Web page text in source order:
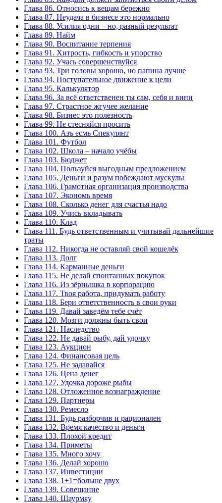
Глава 86. Относись к вещам бережно
Глава 87. Неудача в бизнесе это нормально
Глава 88. Усилия одни – но, разный результат
Глава 89. Найм
Глава 90. Воспитание терпения
Глава 91. Хитрость, гибкость и упорство
Глава 92. Учась совершенствуйся
Глава 93. Три головы хорошо, но папина лучше
Глава 94. Поступательное движение к цели
Глава 95. Калькулятор
Глава 96. За всё ответственен ты сам, себя и вини
Глава 97. Страстное жгучее желание
Глава 98. Бизнес это полезность
Глава 99. Не стесняйся просить
Глава 100. Азъ есмь Спекулянт
Глава 101. Футбол
Глава 102. Школа – начало учёбы
Глава 103. Бюджет
Глава 104. Пользуйся выгодным предложением
Глава 105. Деньги и разум побеждают мускулы
Глава 106. Грамотная организация производства
Глава 107. Экономь время
Глава 108. Сколько денег для счастья надо
Глава 109. Учись вкладывать
Глава 110. Клад
Глава 111. Будь ответственным и учитывай дальнейшие
траты
Глава 112. Никогда не оставляй свой кошелёк
Глава 113. Долг
Глава 114. Карманные деньги
Глава 115. Не делай спонтанных покупок
Глава 116. Из зёрнышка в корпорацию
Глава 117. Твоя работа, придумать работу
Глава 118. Бери ответственность в свои руки
Глава 119. Давай заведём тебе счёт
Глава 120. Мозги должны быть свои
Глава 121. Наследство
Глава 122. Не давай рыбу, дай удочку
Глава 123. Аукцион
Глава 124. Финансовая цель
Глава 125. Не задавайся
Глава 126. Цена денег
Глава 127. Удочка дороже рыбы
Глава 128. Отложенное вознаграждение
Глава 129. Партнеры
Глава 130. Ремесло
Глава 131. Будь разборчив и рационален
Глава 132. Время качество и деньги
Глава 133. Плохой кредит
Глава 134. Приметы
Глава 135. Много хочу
Глава 136. Делай хорошо
Глава 137. Инвестиции
Глава 138. 1+1=больше двух
Глава 139. Совещание
Глава 140. Шаурмяу